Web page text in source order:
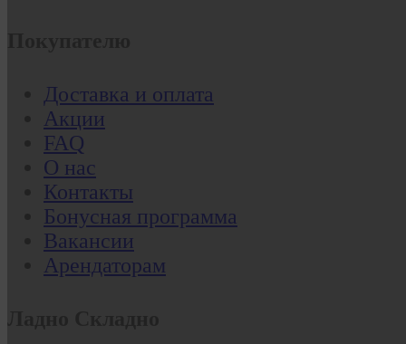
Доставка и оплата
Акции
FAQ
О нас
Контакты
Бонусная программа
Вакансии
Арендаторам